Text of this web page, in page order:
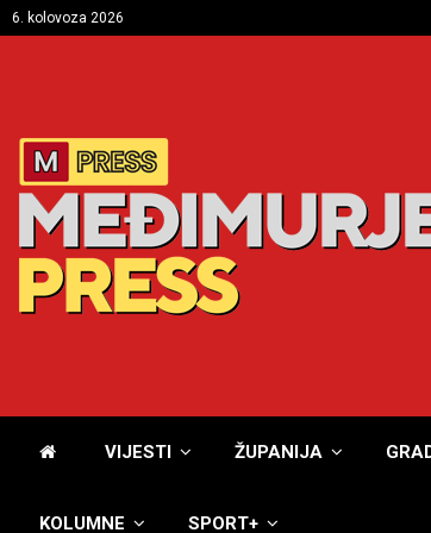
6. kolovoza 2026
VIJESTI ŽUPANIJA
KOLUMNE SPORT+